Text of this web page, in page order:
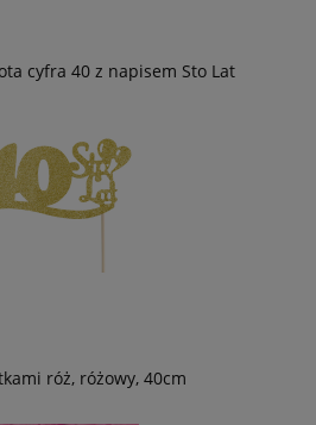
cyfra 40 z napisem Sto Lat
róż, różowy, 40cm